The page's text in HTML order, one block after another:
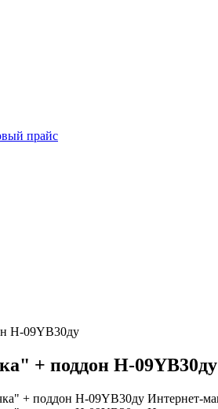
прайс
H-09YB30ду
+ поддон H-09YB30ду